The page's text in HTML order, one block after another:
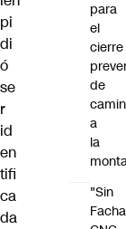
pi
di
ó
se
r
id
en
tifi
ca
da
para
el
cierre
de
a
la
"Sin